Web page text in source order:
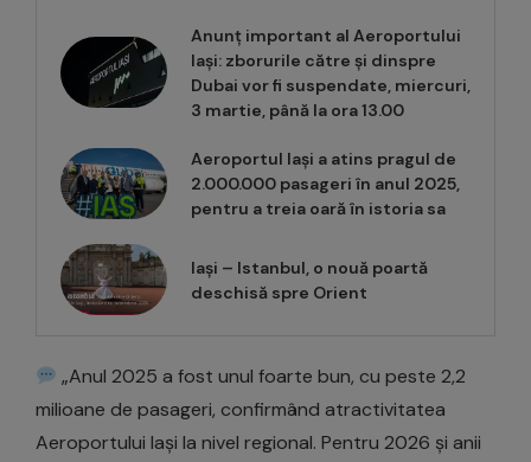
Anunț important al Aeroportului
Iași: zborurile către și dinspre
Dubai vor fi suspendate, miercuri,
3 martie, până la ora 13.00
Aeroportul Iași a atins pragul de
2.000.000 pasageri în anul 2025,
pentru a treia oară în istoria sa
Iași – Istanbul, o nouă poartă
deschisă spre Orient
„Anul 2025 a fost unul foarte bun, cu peste 2,2
milioane de pasageri, confirmând atractivitatea
Aeroportului Iași la nivel regional. Pentru 2026 și anii